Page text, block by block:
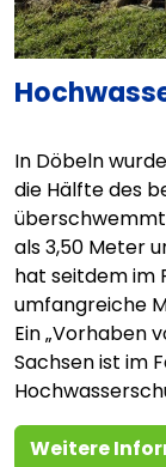
In Döbeln
die Hälfte des
als 3,50 Meter
hat seitdem im
umfangreiche
Ein „Vorhaben
Sachsen ist im
Weitere